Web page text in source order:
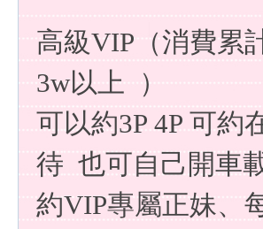
高級VIP（消費累
3w以上 ）
可以約3P 4P 可約
待 也可自己開車
約VIP專屬正妹、